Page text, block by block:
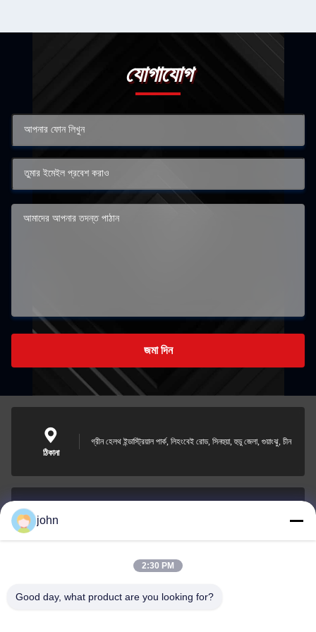
যোগাযোগ
জমা দিন
ঠিকানা
গ্রীন হেলথ ইন্ডাস্ট্রিয়াল পার্ক, লিহংবেই রোড, সিনহুয়া, হুডু জেলা, গুয়াংঝু, চীন
0086-153-7406-6785
john
2:30 PM
Good day, what product are you looking for?